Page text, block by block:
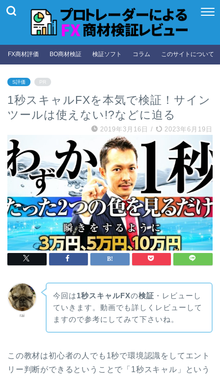
FX商材評価 BO商材検証 検証ソフト コラム このサイトについて
S評価 PR
1秒スキャルFXを本気で検証！サイン
ツールは使えない!?などに迫る
2019年3月16日 / 2023年6月19日
rai
今回は1秒スキャルFXの検証 ・レビューし
ていきます。動画でも詳しくレビューして
ますので参考にしてみて下さいね。
この教材は初心者の人でも1秒で環境認識をしてエント
リー判断ができるということで「1秒スキャル」という